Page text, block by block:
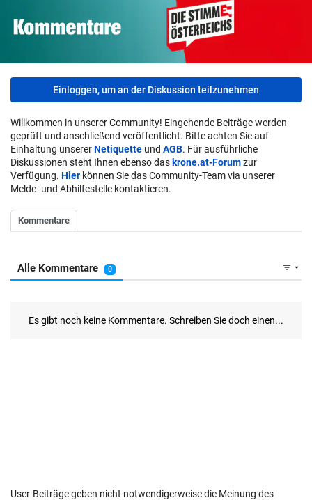
Einloggen, um an der Diskussion teilzunehmen
Willkommen in unserer Community! Eingehende Beiträge werden
geprüft und anschließend veröffentlicht. Bitte achten Sie auf
Einhaltung unsererNetiquette und AGB. Für ausführliche
Diskussionen steht Ihnen ebenso das krone.at-Forumzur
Verfügung. Hier können Sie das Community-Team via unserer
Melde- und Abhilfestelle kontaktieren.
User-Beiträge geben nicht notwendigerweise die Meinung des